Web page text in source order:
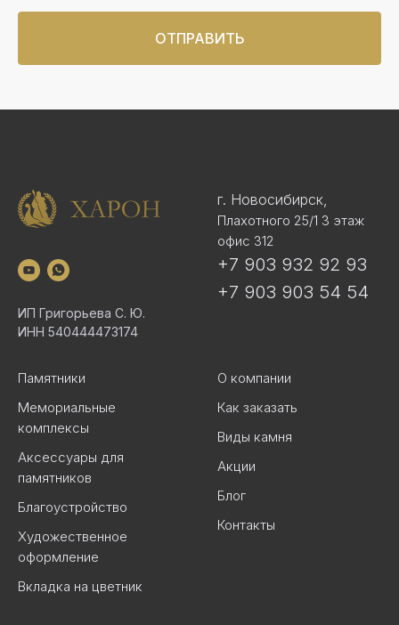
ОТПРАВИТЬ
ИП Григорьева С. Ю.
ИНН 540444473174
г. Новосибирск,
Плахотного 25/1 3 этаж
офис 312
+7 903 932 92 93
+7 903 903 54 54
Памятники
Мемориальные
комплексы
Аксессуары для
памятников
Благоустройство
Художественное
оформление
Вкладка на цветник
О компании
Как заказать
Виды камня
Акции
Блог
Контакты